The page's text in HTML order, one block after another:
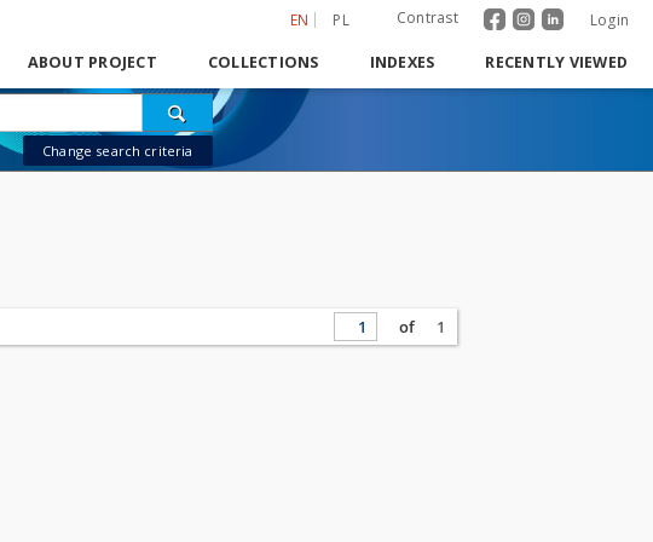
EN PL Contrast Login
ABOUT PROJECT COLLECTIONS INDEXES RECENTLY VIEWED
Change search criteria
of 1